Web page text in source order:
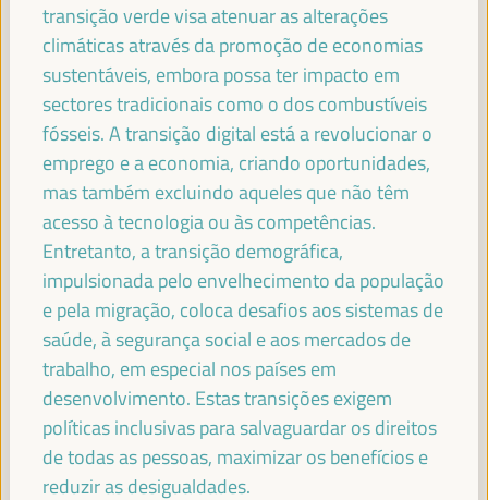
JAN VAN ZANEN
Presidente da CGLU e Prefeito de Haia - Cidades e
Governos Locais Unidos (CGLU)
TERESA RIBERA (VIDEO MESSAGE)
Vice-presidente executivo para uma transição limpa,
justa e competitiva - Comissão Europeia
YUSUF MOHAMED ADAN
Ministro do Trabalho e Assuntos Sociais da Somália -
Governo da SomáliaSomália
transição verde visa atenuar as alterações
climáticas através da promoção de economias
sustentáveis, embora possa ter impacto em
sectores tradicionais como o dos combustíveis
fósseis. A transição digital está a revolucionar o
emprego e a economia, criando oportunidades,
mas também excluindo aqueles que não têm
acesso à tecnologia ou às competências.
Entretanto, a transição demográfica,
impulsionada pelo envelhecimento da população
e pela migração, coloca desafios aos sistemas de
saúde, à segurança social e aos mercados de
trabalho, em especial nos países em
desenvolvimento. Estas transições exigem
políticas inclusivas para salvaguardar os direitos
de todas as pessoas, maximizar os benefícios e
reduzir as desigualdades.